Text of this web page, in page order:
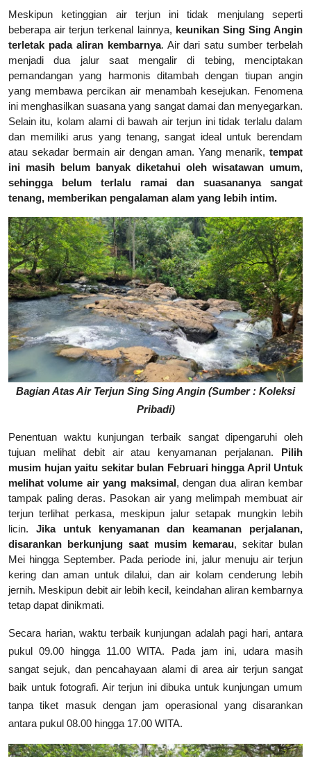
Meskipun ketinggian air terjun ini tidak menjulang seperti
beberapa air terjun terkenal lainnya, keunikan Sing Sing Angin
terletak pada aliran kembarnya. Air dari satu sumber terbelah
menjadi dua jalur saat mengalir di tebing, menciptakan
pemandangan yang harmonis ditambah dengan tiupan angin
yang membawa percikan air menambah kesejukan. Fenomena
ini menghasilkan suasana yang sangat damai dan menyegarkan.
Selain itu, kolam alami di bawah air terjun ini tidak terlalu dalam
dan memiliki arus yang tenang, sangat ideal untuk berendam
atau sekadar bermain air dengan aman. Yang menarik, tempat
ini masih belum banyak diketahui oleh wisatawan umum,
sehingga belum terlalu ramai dan suasananya sangat
tenang, memberikan pengalaman alam yang lebih intim.
Bagian Atas Air Terjun Sing Sing Angin (Sumber : Koleksi
Pribadi)
Penentuan waktu kunjungan terbaik sangat dipengaruhi oleh
tujuan melihat debit air atau kenyamanan perjalanan.
Pilih
musim hujan yaitu sekitar bulan Februari hingga April Untuk
melihat volume air yang maksimal , dengan dua aliran kembar
tampak paling deras. Pasokan air yang melimpah membuat air
terjun terlihat perkasa, meskipun jalur setapak mungkin lebih
licin. Jika untuk kenyamanan dan keamanan perjalanan,
disarankan berkunjung saat musim kemarau, sekitar bulan
Mei hingga September. Pada periode ini, jalur menuju air terjun
kering dan aman untuk dilalui, dan air kolam cenderung lebih
jernih. Meskipun debit air lebih kecil, keindahan aliran kembarnya
tetap dapat dinikmati.
Secara harian, waktu terbaik kunjungan adalah pagi hari, antara
pukul 09.00 hingga 11.00 WITA. Pada jam ini, udara masih
sangat sejuk, dan pencahayaan alami di area air terjun sangat
baik untuk fotografi. Air terjun ini dibuka untuk kunjungan umum
tanpa tiket masuk dengan jam operasional yang disarankan
antara pukul 08.00 hingga 17.00 WITA.